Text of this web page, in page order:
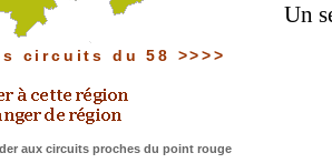
circuits du 58 >>>>
aux circuits proches du point rouge
Un